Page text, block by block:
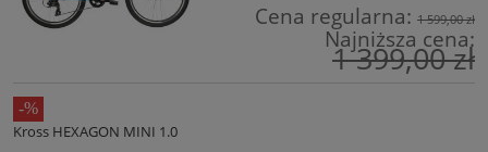
Cena regularna: 1 599,00 zł
Najniższa cena:
1 399,00 zł
Kross HEXAGON MINI 1.0